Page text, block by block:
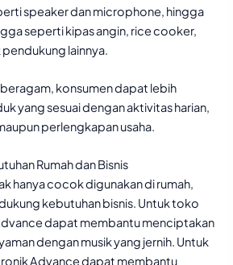
speaker dan microphone, hingga
seperti kipas angin, rice cooker,
lainnya.
konsumen dapat lebih
yang sesuai dengan aktivitas harian,
perlengkapan usaha.
Rumah dan Bisnis
hanya cocok digunakan di rumah,
kebutuhan bisnis. Untuk toko
dapat membantu menciptakan
dengan musik yang jernih. Untuk
Advance dapat membantu